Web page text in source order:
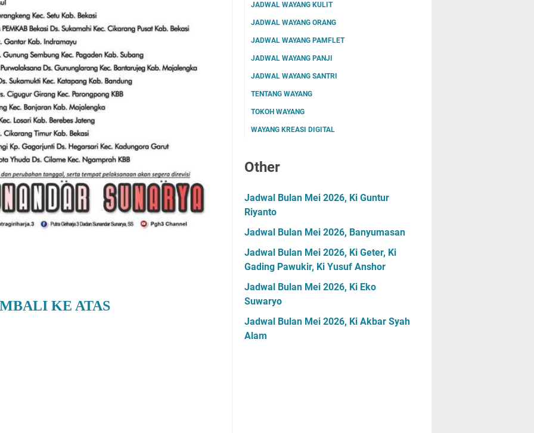
KE ATAS
JADWAL WAYANG KULIT
JADWAL WAYANG ORANG
JADWAL WAYANG PAMFLET
JADWAL WAYANG PANJI
JADWAL WAYANG SANTRI
TENTANG WAYANG
TOKOH WAYANG
WAYANG KREASI DIGITAL
Other
Jadwal Bulan Mei 2026, Ki Guntur
Riyanto
Jadwal Bulan Mei 2026, Banyumasan
Jadwal Bulan Mei 2026, Ki Geter, Ki
Gading Pawukir, Ki Yusuf Anshor
Jadwal Bulan Mei 2026, Ki Eko
Suwaryo
Jadwal Bulan Mei 2026, Ki Akbar Syah
Alam